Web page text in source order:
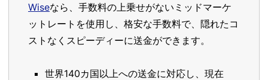
Wiseなら、手数料の上乗せがないミッドマーケ
ットレートを使用し、格安な手数料で、隠れたコ
ストなくスピーディーに送金ができます。
世界140カ国以上への送金に対応し、現在